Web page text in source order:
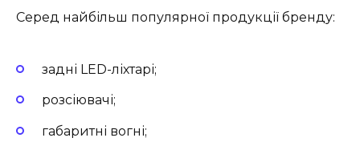
Серед найбільш популярної продукції бренду:
задні LED-ліхтарі;
розсіювачі;
габаритні вогні;